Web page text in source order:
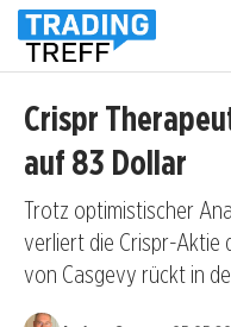
Crispr
auf 83 Dollar
Trotz optimistischer
verliert die Crispr-Aktie
von Casgevy rückt in